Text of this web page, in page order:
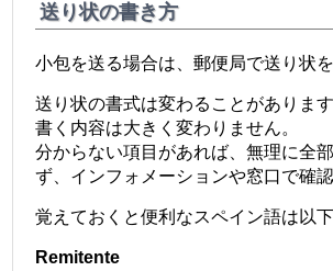
送り状の書き方
小包を送る場合は、郵便局で送り状を
送り状の書式は変わることがありま
書く内容は大きく変わりません。
分からない項目があれば、無理に全
ず、インフォメーションや窓口で確認
覚えておくと便利なスペイン語は以下
Remitente